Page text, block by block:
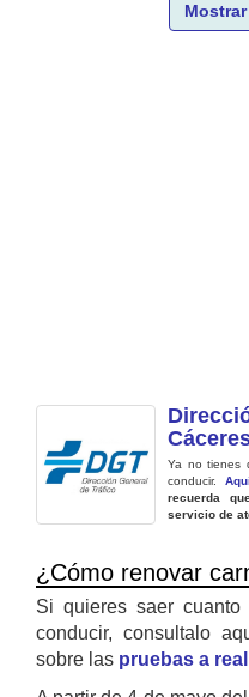
Ya no tienes
conducir.
recuerda
servicio de
¿Cómo renovar
Si quieres saer
conducir, consultalo
sobre las pruebas a